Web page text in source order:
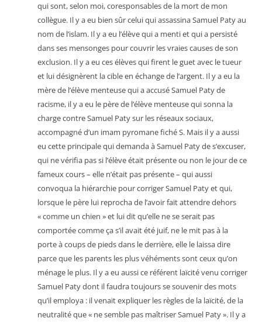
qui sont, selon moi, coresponsables de la mort de mon
collègue. Il y a eu bien sûr celui qui assassina Samuel Paty au
nom de l’islam. Il y a eu l’élève qui a menti et qui a persisté
dans ses mensonges pour couvrir les vraies causes de son
exclusion. Il y a eu ces élèves qui firent le guet avec le tueur
et lui désignèrent la cible en échange de l’argent. Il y a eu la
mère de l’élève menteuse qui a accusé Samuel Paty de
racisme, il y a eu le père de l’élève menteuse qui sonna la
charge contre Samuel Paty sur les réseaux sociaux,
accompagné d’un imam pyromane fiché S. Mais il y a aussi
eu cette principale qui demanda à Samuel Paty de s’excuser,
qui ne vérifia pas si l’élève était présente ou non le jour de ce
fameux cours – elle n’était pas présente – qui aussi
convoqua la hiérarchie pour corriger Samuel Paty et qui,
lorsque le père lui reprocha de l’avoir fait attendre dehors
« comme un chien » et lui dit qu’elle ne se serait pas
comportée comme ça s’il avait été juif, ne le mit pas à la
porte à coups de pieds dans le derrière, elle le laissa dire
parce que les parents les plus véhéments sont ceux qu’on
ménage le plus. Il y a eu aussi ce référent laïcité venu corriger
Samuel Paty dont il faudra toujours se souvenir des mots
qu’il employa : il venait expliquer les règles de la laïcité, de la
neutralité que « ne semble pas maîtriser Samuel Paty ». Il y a